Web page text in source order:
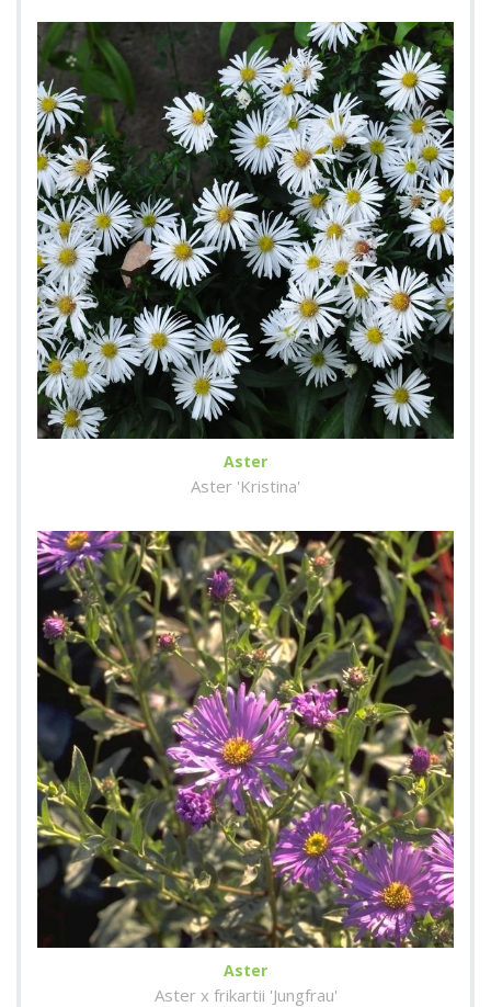
Aster
Aster 'Kristina'
Aster
Aster x frikartii 'Jungfrau'